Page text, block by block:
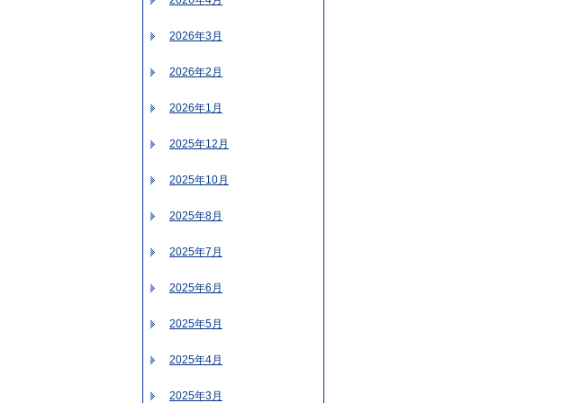
2026年3月
2026年2月
2026年1月
2025年12月
2025年10月
2025年8月
2025年7月
2025年6月
2025年5月
2025年4月
2025年3月